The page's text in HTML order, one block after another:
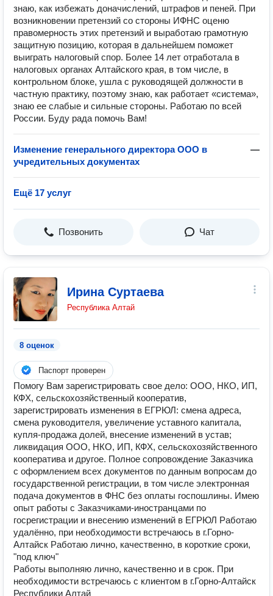
знаю, как избежать доначислений, штрафов и пеней. При
возникновении претензий со стороны ИФНС оценю
правомерность этих претензий и выработаю грамотную
защитную позицию, которая в дальнейшем поможет
выиграть налоговый спор. Более 14 лет отработала в
налоговых органах Алтайского края, в том числе, в
контрольном блоке, ушла с руководящей должности в
частную практику, поэтому знаю, как работает «система»,
знаю ее слабые и сильные стороны. Работаю по всей
России. Буду рада помочь Вам!
Изменение генерального директора ООО в
учредительных документах
—
Ещё 17 услуг
Позвонить Чат
Ирина Суртаева
Республика Алтай
8 оценок
Паспорт проверен
Помогу Вам зарегистрировать свое дело: ООО, НКО, ИП,
КФХ, сельскохозяйственный кооператив,
зарегистрировать изменения в ЕГРЮЛ: смена адреса,
смена руководителя, увеличение уставного капитала,
купля-продажа долей, внесение изменений в устав;
ликвидация ООО, НКО, ИП, КФХ, сельскохозяйственного
кооператива и другое. Полное сопровождение Заказчика
с оформлением всех документов по данным вопросам до
государственной регистрации, в том числе электронная
подача документов в ФНС без оплаты госпошлины. Имею
опыт работы с Заказчиками-иностранцами по
госрегистрации и внесению изменений в ЕГРЮЛ Работаю
удалённо, при необходимости встречаюсь в г.Горно-
Алтайск Работаю лично, качественно, в короткие сроки,
"под ключ"
Работы выполняю лично, качественно и в срок. При
необходимости встречаюсь с клиентом в г.Горно-Алтайск
Республики Алтай